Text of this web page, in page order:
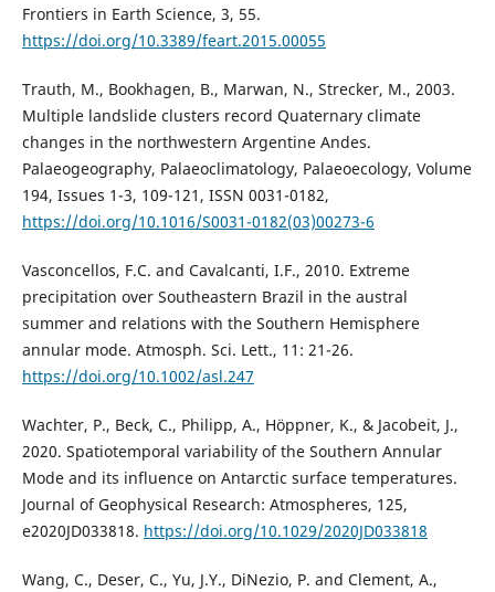
Frontiers in Earth Science, 3, 55.
https://doi.org/10.3389/feart.2015.00055
Trauth, M., Bookhagen, B., Marwan, N., Strecker, M., 2003.
Multiple landslide clusters record Quaternary climate
changes in the northwestern Argentine Andes.
Palaeogeography, Palaeoclimatology, Palaeoecology, Volume
194, Issues 1-3, 109-121, ISSN 0031-0182,
https://doi.org/10.1016/S0031-0182(03)00273-6
Vasconcellos, F.C. and Cavalcanti, I.F., 2010. Extreme
precipitation over Southeastern Brazil in the austral
summer and relations with the Southern Hemisphere
annular mode. Atmosph. Sci. Lett., 11: 21-26.
https://doi.org/10.1002/asl.247
Wachter, P., Beck, C., Philipp, A., Höppner, K., & Jacobeit, J.,
2020. Spatiotemporal variability of the Southern Annular
Mode and its influence on Antarctic surface temperatures.
Journal of Geophysical Research: Atmospheres, 125,
e2020JD033818. https://doi.org/10.1029/2020JD033818
Wang, C., Deser, C., Yu, J.Y., DiNezio, P. and Clement, A.,